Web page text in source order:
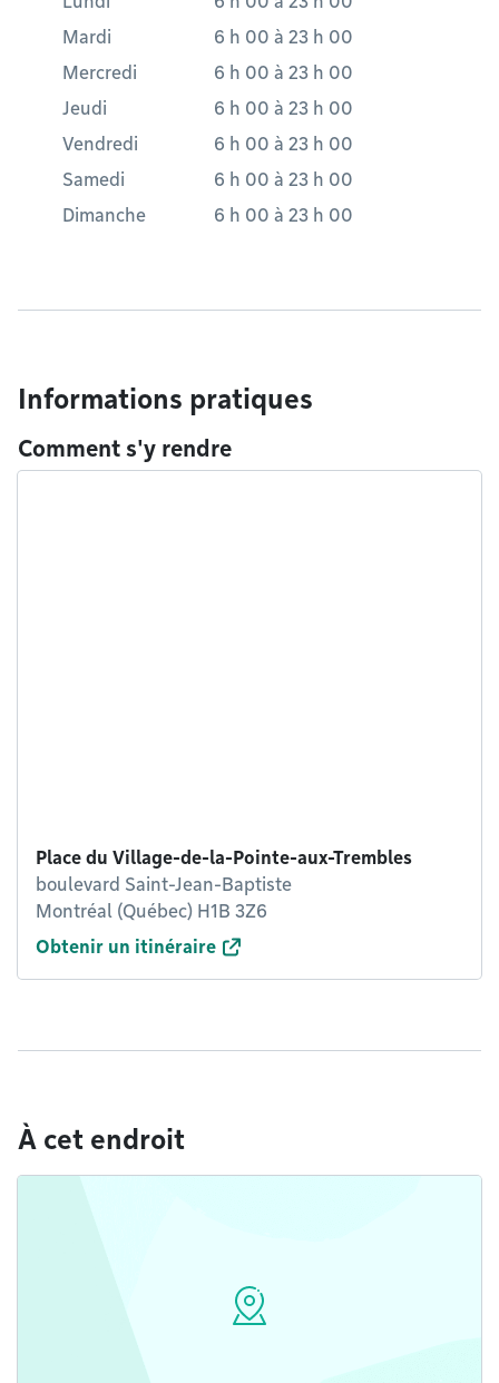
Mardi
6 h 00 à 23 h 00
Mercredi
6 h 00 à 23 h 00
Jeudi
6 h 00 à 23 h 00
Vendredi
6 h 00 à 23 h 00
Samedi
6 h 00 à 23 h 00
Dimanche
6 h 00 à 23 h 00
Informations pratiques
Comment s'y rendre
Place du Village-de-la-Pointe-aux-Trembles
boulevard Saint-Jean-Baptiste
Montréal (Québec) H1B 3Z6
Obtenir un itinéraire
À cet endroit